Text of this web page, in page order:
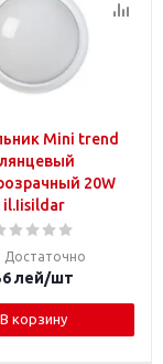
Mini trend
20W
il.Iisildar
Достаточно
лей/шт
В корзину